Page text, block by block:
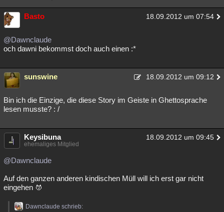
Lesenswert
Basto 18.09.2012 um 07:54
@Dawnclaude
och dawni bekommst doch auch einen :*
sunswine 18.09.2012 um 09:12
Bin ich die Einzige, die diese Story im Geiste in Ghettosprache
lesen musste? : /
Keysibuna 18.09.2012 um 09:45
ehemaliges Mitglied
@Dawnclaude
Auf den ganzen anderen kindischen Müll will ich erst gar nicht
eingehen
Dawnclaude schrieb: